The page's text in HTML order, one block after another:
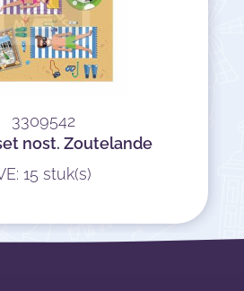
3309542
nost. Zoutelande
15 stuk(s)